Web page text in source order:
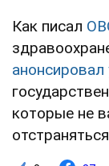
Как писал
анонсировал
которые не